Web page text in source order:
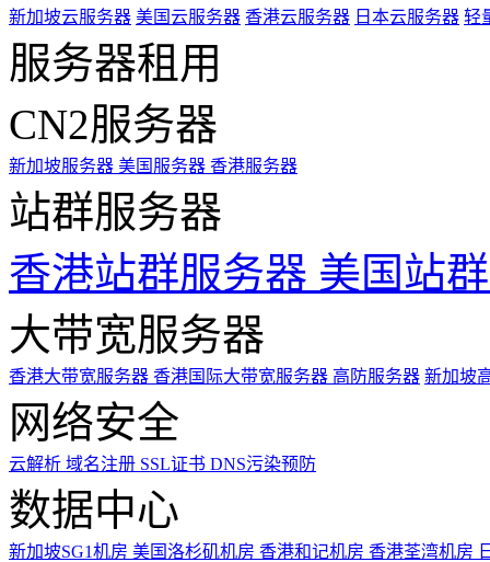
新加坡云服务器 美国云服务器 香港云服务器 日本云服务器 轻
服务器租用
CN2服务器
新加坡服务器 美国服务器 香港服务器
站群服务器
香港站群服务器 美国站
大带宽服务器
香港大带宽服务器 香港国际大带宽服务器 高防服务器 新加坡
网络安全
云解析 域名注册 SSL证书 DNS污染预防
数据中心
新加坡SG1机房 美国洛杉矶机房 香港和记机房 香港荃湾机房